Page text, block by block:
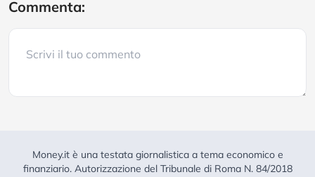
Commenta:
Money.it è una testata giornalistica a tema economico e
finanziario. Autorizzazione del Tribunale di Roma N. 84/2018